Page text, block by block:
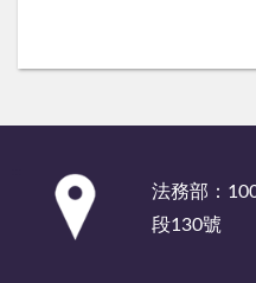
法務部：
段130號